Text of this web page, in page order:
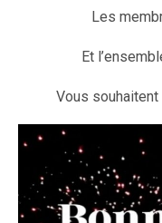
Les
Et
Vous